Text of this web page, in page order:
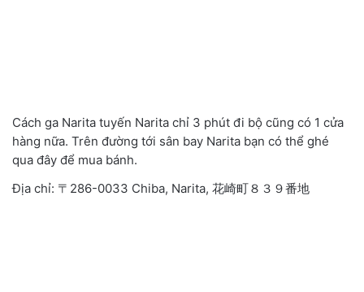
Cách ga Narita tuyến Narita chỉ 3 phút đi bộ cũng có 1 cửa
hàng nữa. Trên đường tới sân bay Narita bạn có thể ghé
qua đây để mua bánh.
Địa chỉ: 〒286-0033 Chiba, Narita, 花崎町８３９番地